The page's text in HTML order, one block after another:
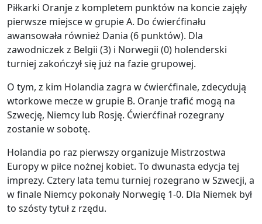
Piłkarki Oranje z kompletem punktów na koncie zajęły
pierwsze miejsce w grupie A. Do ćwierćfinału
awansowała również Dania (6 punktów). Dla
zawodniczek z Belgii (3) i Norwegii (0) holenderski
turniej zakończył się już na fazie grupowej.
O tym, z kim Holandia zagra w ćwierćfinale, zdecydują
wtorkowe mecze w grupie B. Oranje trafić mogą na
Szwecję, Niemcy lub Rosję. Ćwierćfinał rozegrany
zostanie w sobotę.
Holandia po raz pierwszy organizuje Mistrzostwa
Europy w piłce nożnej kobiet. To dwunasta edycja tej
imprezy. Cztery lata temu turniej rozegrano w Szwecji, a
w finale Niemcy pokonały Norwegię 1-0. Dla Niemek był
to szósty tytuł z rzędu.